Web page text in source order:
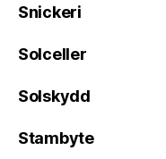
Snickeri
Solceller
Solskydd
Stambyte